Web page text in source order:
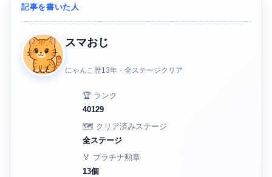
記事を書いた人
スマおじ
にゃんこ歴13年・全ステージクリア
🏆 ランク
40129
🗺️ クリア済みステージ
全ステージ
🏅 プラチナ勲章
13個